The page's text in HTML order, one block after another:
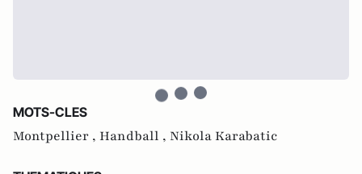
MOTS-CLES
Montpellier , Handball , Nikola Karabatic